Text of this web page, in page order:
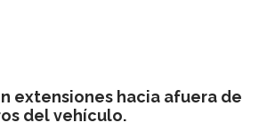
extensiones hacia afuera de
del vehículo.